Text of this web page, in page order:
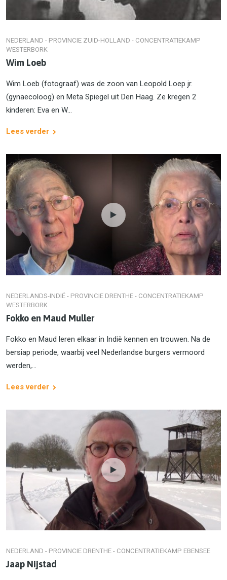
NEDERLAND - PROVINCIE ZUID-HOLLAND - CONCENTRATIEKAMP
WESTERBORK
Wim Loeb
Wim Loeb (fotograaf) was de zoon van Leopold Loep jr.
(gynaecoloog) en Meta Spiegel uit Den Haag. Ze kregen 2
kinderen: Eva en W...
Lees verder
NEDERLANDS-INDIË - PROVINCIE DRENTHE - CONCENTRATIEKAMP
WESTERBORK
Fokko en Maud Muller
Fokko en Maud leren elkaar in Indië kennen en trouwen. Na de
bersiap periode, waarbij veel Nederlandse burgers vermoord
werden,...
Lees verder
NEDERLAND - PROVINCIE DRENTHE - CONCENTRATIEKAMP EBENSEE
Jaap Nijstad